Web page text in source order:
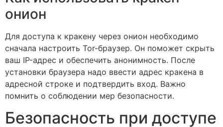
онион
Для доступа к кракену через онион необходимо
сначала настроить Tor-браузер. Он поможет скрыть
ваш IP-адрес и обеспечить анонимность. После
установки браузера надо ввести адрес кракена в
адресной строке и подтвердить вход. Важно
помнить о соблюдении мер безопасности.
Безопасность при доступе